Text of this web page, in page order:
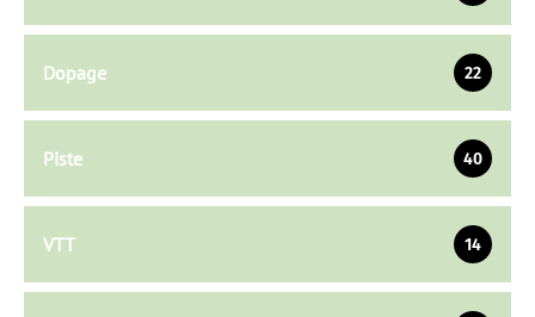
Dopage 22
Piste 40
VTT 14